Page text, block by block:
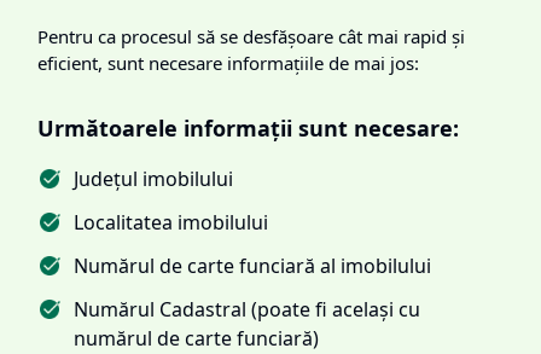
Pentru ca procesul să se desfășoare cât mai rapid și
eficient, sunt necesare informațiile de mai jos:
Următoarele informații sunt necesare:
Județul imobilului
Localitatea imobilului
Numărul de carte funciară al imobilului
Numărul Cadastral (poate fi același cu
numărul de carte funciară)